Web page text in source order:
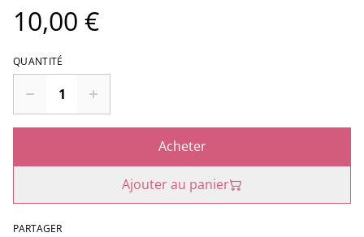
10,00 €
QUANTITÉ
Acheter
Ajouter au panier
PARTAGER